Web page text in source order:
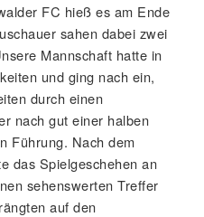
FC hieß es am Ende
sahen dabei zwei
Mannschaft hatte in
und ging nach ein,
durch einen
nach gut einer halben
Führung. Nach dem
das Spielgeschehen an
sehenswerten Treffer
auf den